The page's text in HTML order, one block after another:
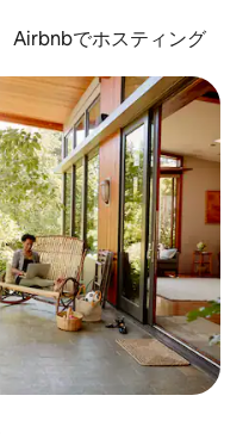
Airbnbでホスティング